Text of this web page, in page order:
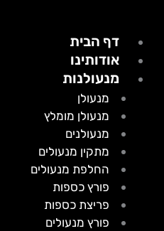
דף הבית
אודותינו
מנעולנות
מנעולן
מנעולן מומלץ
מנעולנים
מתקין מנעולים
החלפת מנעולים
פורץ כספות
פריצת כספות
פורץ מנעולים